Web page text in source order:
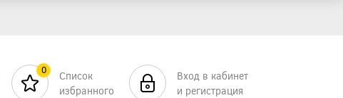
0
Список
избранного
Вход в кабинет
и регистрация